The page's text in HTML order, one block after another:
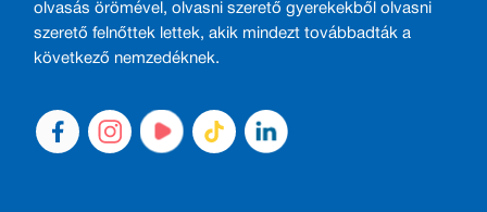
olvasás örömével, olvasni szerető gyerekekből olvasni
szerető felnőttek lettek, akik mindezt továbbadták a
következő nemzedéknek.